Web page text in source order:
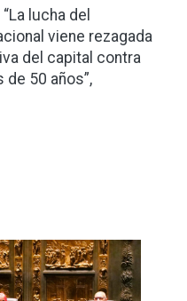
lucha del
viene rezagada
del capital contra
de 50 años”,